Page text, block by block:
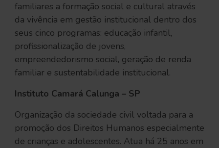
familiares a formação social e cultural através
da vivência em gestão institucional dentro dos
seus cinco programas: educação infantil,
profissionalização de jovens,
empreendedorismo social, geração de renda
familiar e sustentabilidade institucional.
Instituto Camará Calunga – SP
Organização da sociedade civil voltada para a
promoção dos Direitos Humanos especialmente
de crianças e adolescentes. Atua há 25 anos em